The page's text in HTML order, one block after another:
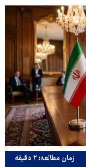
زمان مطالعه: ۲ دقیقه